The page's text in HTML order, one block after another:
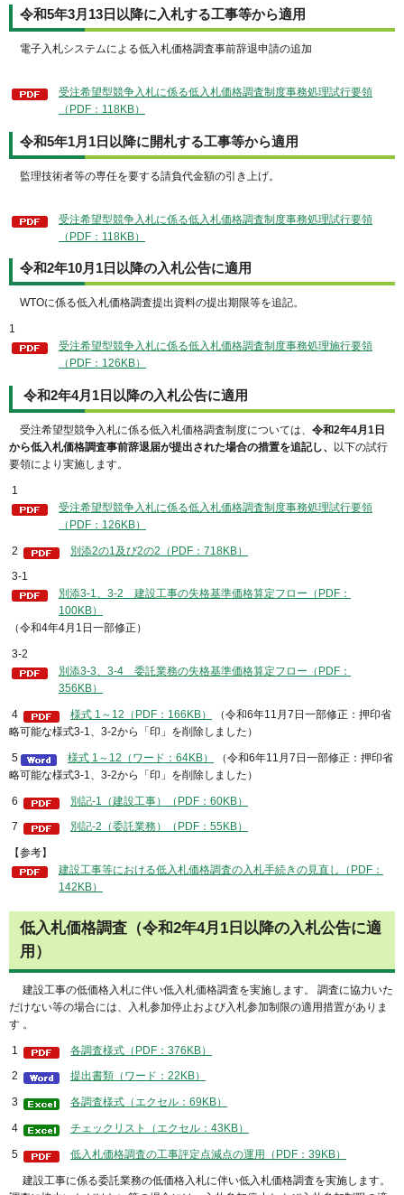
令和5年3月13日以降に入札する工事等から適用
電子入札システムによる低入札価格調査事前辞退申請の追加
受注希望型競争入札に係る低入札価格調査制度事務処理試行要領
（PDF：118KB）
令和5年1月1日以降に開札する工事等から適用
監理技術者等の専任を要する請負代金額の引き上げ。
受注希望型競争入札に係る低入札価格調査制度事務処理試行要領
（PDF：118KB）
令和2年10月1日以降の入札公告に適用
WTOに係る低入札価格調査提出資料の提出期限等を追記。
1
受注希望型競争入札に係る低入札価格調査制度事務処理施行要領
（PDF：126KB）
令和2年4月1日以降の入札公告に適用
受注希望型競争入札に係る低入札価格調査制度については、 令和2年4月1日
から低入札価格調査事前辞退届が提出された場合の措置を追記し、
以下の試行
要領により実施します。
1
受注希望型競争入札に係る低入札価格調査制度事務処理試行要領
（PDF：126KB）
2 別添2の1及び2の2（PDF：718KB）
3-1
別添3-1、3-2 建設工事の失格基準価格算定フロー（PDF：
100KB）
（令和4年4月1日一部修正）
3-2
別添3-3、3-4 委託業務の失格基準価格算定フロー（PDF：
356KB）
4 様式 1～12（PDF：166KB）
（令和6年11月7日一部修正：押印省
略可能な様式3-1、3-2から「印」を削除しました）
5 様式 1～12（ワード：64KB）
（令和6年11月7日一部修正：押印省
略可能な様式3-1、3-2から「印」を削除しました）
6 別記-1（建設工事）（PDF：60KB）
7 別記-2（委託業務）（PDF：55KB）
【参考】
建設工事等における低入札価格調査の入札手続きの見直し（PDF：
142KB）
低入札価格調査（令和2年4月1日以降の入札公告に適
用）
建設工事の低価格入札に伴い低入札価格調査を実施します。 調査に協力いた
だけない等の場合には、入札参加停止および入札参加制限の適用措置がありま
す 。
1 各調査様式（PDF：376KB）
2 提出書類（ワード：22KB）
3 各調査様式（エクセル：69KB）
4 チェックリスト（エクセル：43KB）
5 低入札価格調査の工事評定点減点の運用（PDF：39KB）
建設工事に係る委託業務の低価格入札に伴い低入札価格調査を実施します。